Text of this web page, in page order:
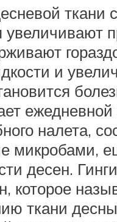
ткани
и
налета,
микробами,
десен.
которое
ткани десны